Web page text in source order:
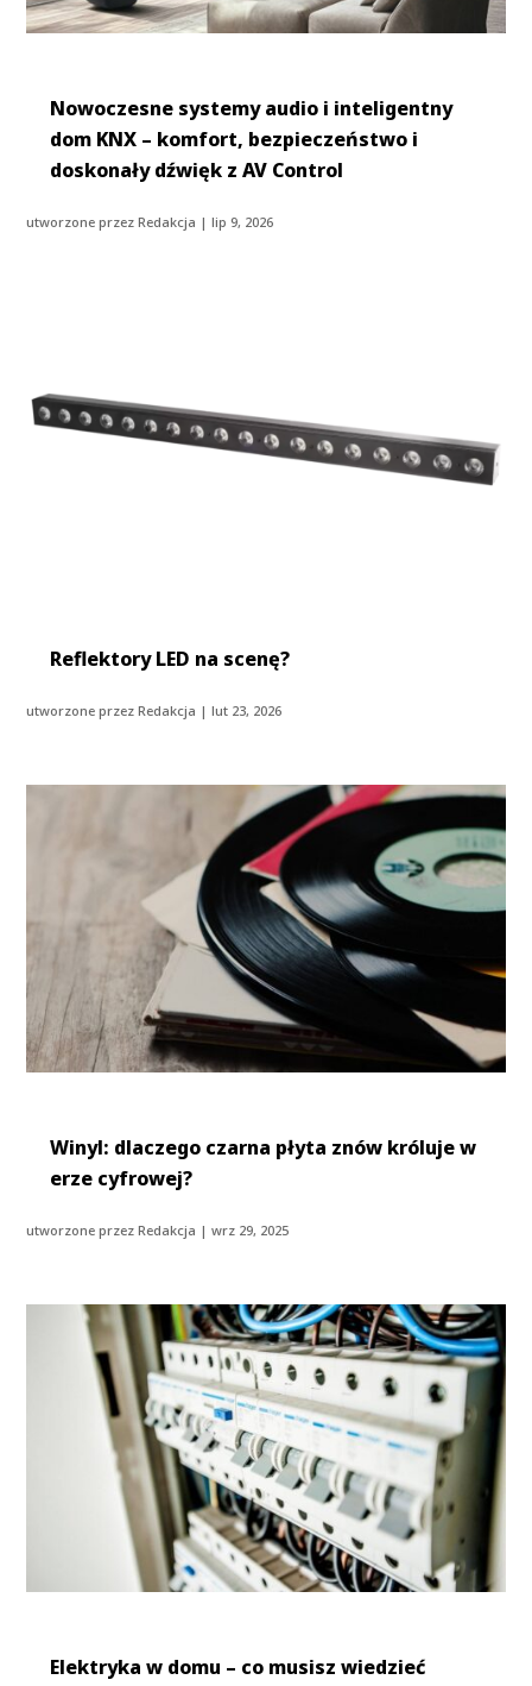
Nowoczesne systemy audio i inteligentny
dom KNX – komfort, bezpieczeństwo i
doskonały dźwięk z AV Control
utworzone przezRedakcja |lip 9, 2026
Reflektory LED na scenę?
utworzone przezRedakcja |lut 23, 2026
Winyl: dlaczego czarna płyta znów króluje w
erze cyfrowej?
utworzone przezRedakcja |wrz 29, 2025
Elektryka w domu – co musisz wiedzieć